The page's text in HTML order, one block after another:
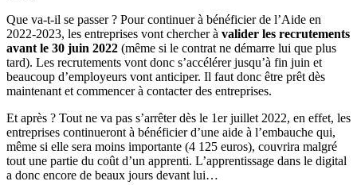
Que va-t-il se passer ? Pour continuer à bénéficier de l’Aide en
2022-2023, les entreprises vont chercher à valider les recrutements
avant le 30 juin 2022 (même si le contrat ne démarre lui que plus
tard). Les recrutements vont donc s’accélérer jusqu’à fin juin et
beaucoup d’employeurs vont anticiper. Il faut donc être prêt dès
maintenant et commencer à contacter des entreprises.
Et après ? Tout ne va pas s’arrêter dès le 1er juillet 2022, en effet, les
entreprises continueront à bénéficier d’une aide à l’embauche qui,
même si elle sera moins importante (4 125 euros), couvrira malgré
tout une partie du coût d’un apprenti. L’apprentissage dans le digital
a donc encore de beaux jours devant lui…